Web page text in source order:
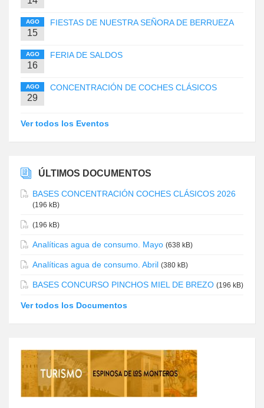
AGO
15
FIESTAS DE NUESTRA SEÑORA DE BERRUEZA
AGO
16
FERIA DE SALDOS
AGO
29
CONCENTRACIÓN DE COCHES CLÁSICOS
Ver todos los Eventos
ÚLTIMOS DOCUMENTOS
BASES CONCENTRACIÓN COCHES CLÁSICOS 2026
(196 kB)
(196 kB)
Analíticas agua de consumo. Mayo (638 kB)
Analíticas agua de consumo. Abril (380 kB)
BASES CONCURSO PINCHOS MIEL DE BREZO (196 kB)
Ver todos los Documentos